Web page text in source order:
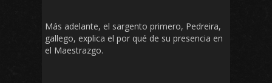
Más adelante, el sargento primero, Pedreira,
gallego, explica el por qué de su presencia en
el Maestrazgo.